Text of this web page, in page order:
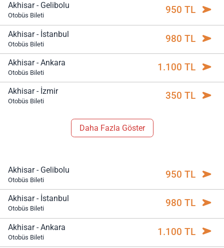
Akhisar - Gelibolu
Otobüs Bileti 950 TL
Akhisar - İstanbul
Otobüs Bileti 980 TL
Akhisar - Ankara
Otobüs Bileti 1.100 TL
Akhisar - İzmir
Otobüs Bileti 350 TL
Daha Fazla Göster
Akhisar - Gelibolu
Otobüs Bileti 950 TL
Akhisar - İstanbul
Otobüs Bileti 980 TL
Akhisar - Ankara
Otobüs Bileti 1.100 TL